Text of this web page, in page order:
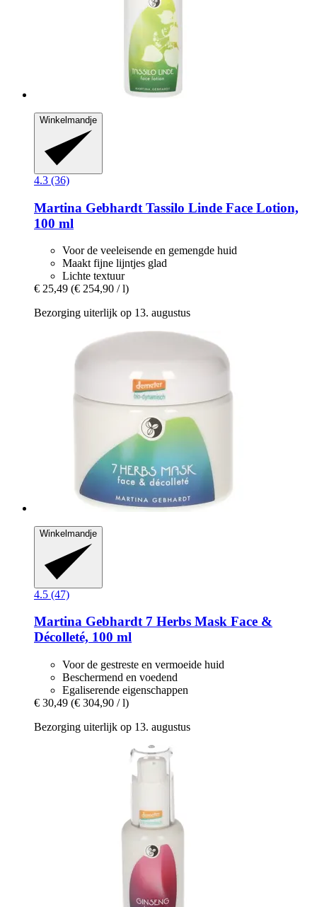
Winkelmandje
4.3 (36)
Martina Gebhardt Tassilo Linde Face Lotion,
100 ml
Voor de veeleisende en gemengde huid
Maakt fijne lijntjes glad
Lichte textuur
€ 25,49 (€ 254,90 / l)
Bezorging uiterlijk op 13. augustus
Winkelmandje
4.5 (47)
Martina Gebhardt7 Herbs Mask Face &
Décolleté, 100 ml
Voor de gestreste en vermoeide huid
Beschermend en voedend
Egaliserende eigenschappen
€ 30,49 (€ 304,90 / l)
Bezorging uiterlijk op 13. augustus